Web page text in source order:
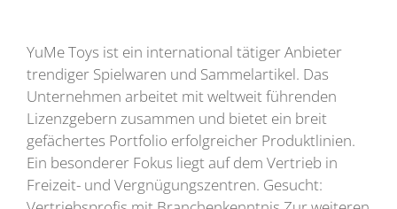
YuMe Toys ist ein international tätiger Anbieter
trendiger Spielwaren und Sammelartikel. Das
Unternehmen arbeitet mit weltweit führenden
Lizenzgebern zusammen und bietet ein breit
gefächertes Portfolio erfolgreicher Produktlinien.
Ein besonderer Fokus liegt auf dem Vertrieb in
Freizeit- und Vergnügungszentren. Gesucht: